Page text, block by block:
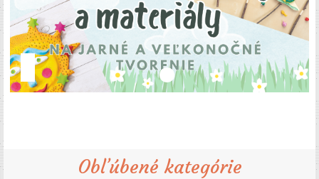
Obľúbené kategórie